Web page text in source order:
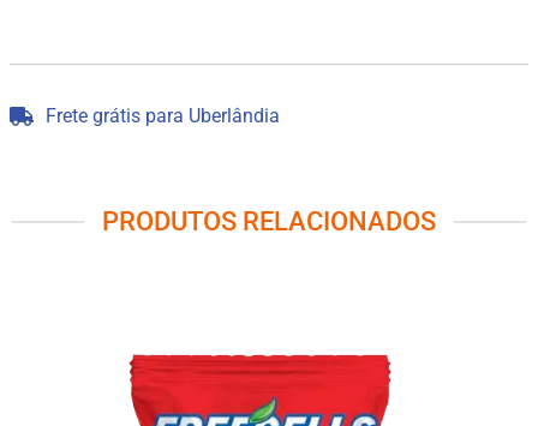
Frete grátis para Uberlândia
PRODUTOS RELACIONADOS